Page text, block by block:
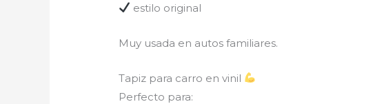
estilo original
Muy usada en autos familiares.
Tapiz para carro en vinil
Perfecto para: